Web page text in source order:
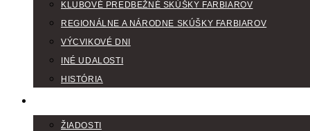
KLUBOVÉ PREDBEŽNÉ SKÚŠKY FARBIAROV
REGIONÁLNE A NÁRODNE SKÚŠKY FARBIAROV
VÝCVIKOVÉ DNI
INÉ UDALOSTI
HISTÓRIA
ŽIADOSTI